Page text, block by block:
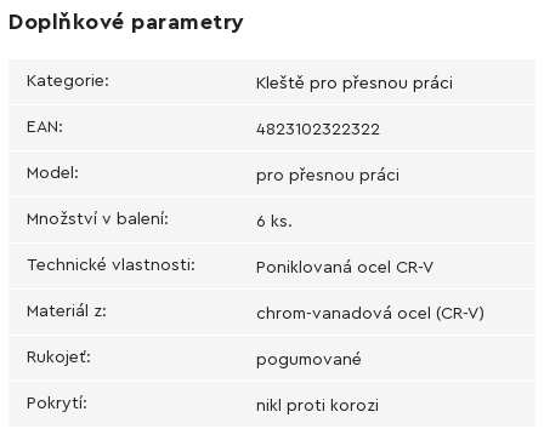
Doplňkové parametry
Kategorie: Kleště pro přesnou práci
EAN: 4823102322322
Model : pro přesnou práci
Množství v balení: 6 ks.
Technické vlastnosti: Poniklovaná ocel CR-V
Materiál z: chrom-vanadová ocel (CR-V)
Rukojeť: pogumované
Pokrytí: nikl proti korozi